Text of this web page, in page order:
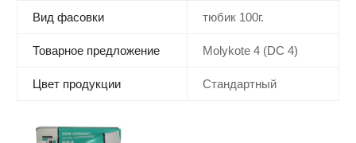
Вид фасовки тюбик 100г.
Товарное предложение Molykote 4 (DC 4)
Цвет продукции Стандартный